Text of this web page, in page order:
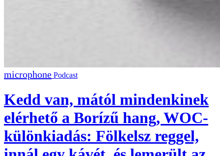
Podcast
Kedd van, mától mindenkinek
elérhető a Borízű hang, WOC-
különkiadás: Fölkelsz reggel,